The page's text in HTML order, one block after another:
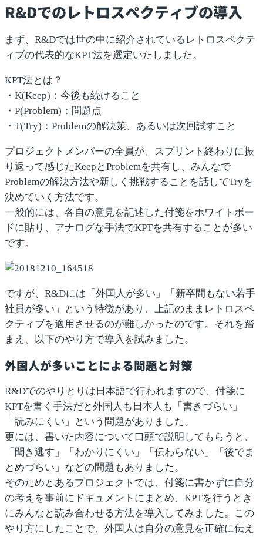
R&Dでのレトロスペクティブの導入
まず、R&Dでは世の中に紹介されているレトロスペクテ
ィブの代表的なKPT法を選定いたしました。
KPT法とは？
・ K(Keep) ：今後も続けること
・ P(Problem) ：問題点
・ T(Try) ：Problemの解決策、あるいは次回試すこと
プロジェクトメンバーの全員が、スプリント終わりに振
り返って感じたKeepとProblemを共有し、みんなで
Problemの解決方法や新しく挑戦することを話してTryを
決めていく方法です。
一般的には、各自の意見を記述した付箋をホワイトボー
ドに貼り、アナログな手法でKPTを共有することが多い
です。
ですが、R&Dには 「外国人が多い」「新卒間もない若手
社員が多い」
という特徴があり、上記のままレトロスペ
クティブを適用させるのが難しかったのです。それを踏
まえ、以下のやり方で導入を試みました。
外国人が多いことによる問題と対策
R&Dでのやりとりは日本語で行われますので、付箋に
KPTを書く手法だと外国人も日本人も
「書きづらい」
「読みにくい」
という問題がありました。
更には、書いた内容について口頭で説明してもらうと、
「聞き逃す」「わかりにくい」「伝わらない」「後でま
とめづらい」 などの問題もありました。
そのためとあるプロジェクトでは、 付箋に書かずに自分
の考えを事前にドキュメントにまとめ、KPTを行うとき
にみんなと読み合わせる方法を導入してみました。この
やり方にしたことで、外国人は自分の意見を正確に伝え